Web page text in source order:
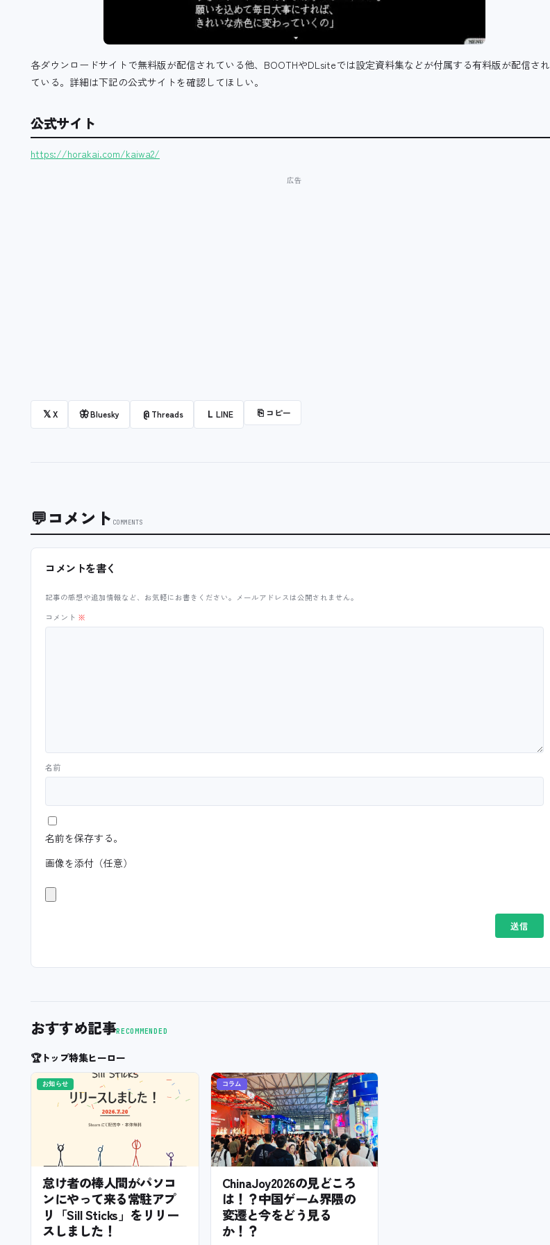
各ダウンロードサイトで無料版が配信されている他、BOOTHやDLsiteでは設定資料集などが付属する有料版が配信され
ている。詳細は下記の公式サイトを確認してほしい。
公式サイト
https://horakai.com/kaiwa2/
𝕏X 🦋Bluesky @ Threads L LINE ⎘ コピー
💬コメント COMMENTS
コメントを書く
記事の感想や追加情報など、お気軽にお書きください。メールアドレスは公開されません。
コメント ※
名前
名前を保存する。
画像を添付（任意）
おすすめ記事RECOMMENDED
🏆トップ特集ヒーロー
お知らせ
怠け者の棒人間がパソコ
ンにやって来る常駐アプ
リ「Sill Sticks」をリリー
スしました！
コラム
ChinaJoy2026の見どころ
は！？中国ゲーム界隈の
変遷と今をどう見る
か！？